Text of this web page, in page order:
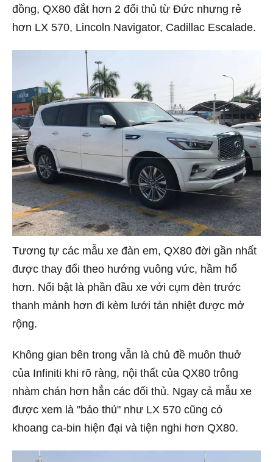
đồng, QX80 đắt hơn 2 đối thủ từ Đức nhưng rẻ
hơn LX 570, Lincoln Navigator, Cadillac Escalade.
Tương tự các mẫu xe đàn em, QX80 đời gần nhất
được thay đổi theo hướng vuông vức, hầm hố
hơn. Nổi bật là phần đầu xe với cụm đèn trước
thanh mảnh hơn đi kèm lưới tản nhiệt được mở
rộng.
Không gian bên trong vẫn là chủ đề muôn thuở
của Infiniti khi rõ ràng, nội thất của QX80 trông
nhàm chán hơn hẳn các đối thủ. Ngay cả mẫu xe
được xem là "bảo thủ" như LX 570 cũng có
khoang ca-bin hiện đại và tiện nghi hơn QX80.